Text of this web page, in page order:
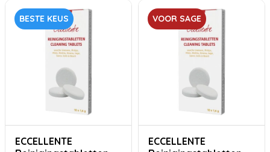
BESTE KEUS
ECCELLENTE
VOOR SAGE
ECCELLENTE